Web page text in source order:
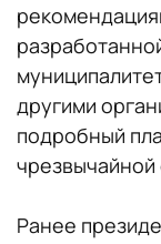
другими
подробный
чрезвычайной
Ранее